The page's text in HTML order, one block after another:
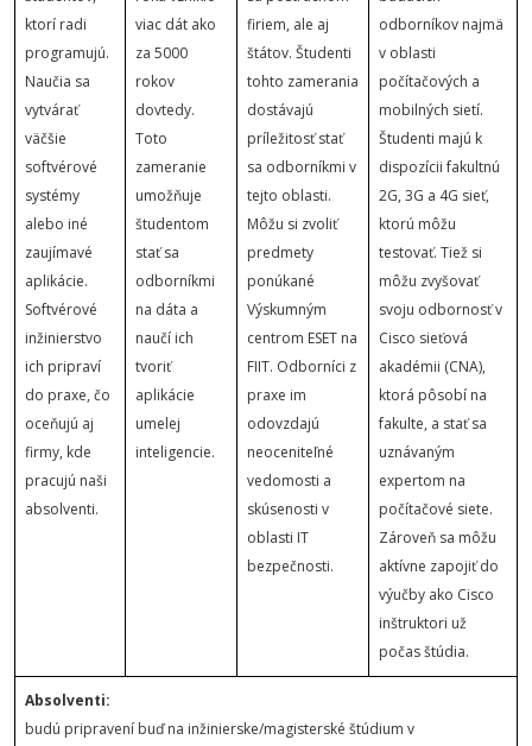
ktorí radi
programujú.
Naučia sa
vytvárať
väčšie
softvérové
systémy
alebo iné
zaujímavé
aplikácie.
Softvérové
inžinierstvo
ich pripraví
do praxe, čo
oceňujú aj
firmy, kde
pracujú naši
absolventi.
viac dát ako
za 5000
rokov
dovtedy.
Toto
zameranie
umožňuje
študentom
stať sa
odborníkmi
na dáta a
naučí ich
tvoriť
aplikácie
umelej
inteligencie.
firiem, ale aj
štátov. Študenti
tohto zamerania
dostávajú
príležitosť stať
sa odborníkmi v
tejto oblasti.
Môžu si zvoliť
predmety
ponúkané
Výskumným
centrom ESET na
FIIT. Odborníci z
praxe im
odovzdajú
neoceniteľné
vedomosti a
skúsenosti v
oblasti IT
bezpečnosti.
odborníkov najmä
v oblasti
počítačových a
mobilných sietí.
Študenti majú k
dispozícii fakultnú
2G, 3G a 4G sieť,
ktorú môžu
testovať. Tiež si
môžu zvyšovať
svoju odbornosť v
Cisco sieťová
akadémii (CNA),
ktorá pôsobí na
fakulte, a stať sa
uznávaným
expertom na
počítačové siete.
Zároveň sa môžu
aktívne zapojiť do
výučby ako Cisco
inštruktori už
počas štúdia.
Absolventi:
budú pripravení buď na inžinierske/magisterské štúdium v